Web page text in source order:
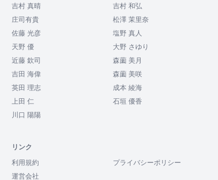
吉村 真晴
吉村 和弘
庄司有貴
松澤 茉里奈
佐藤 光彦
塩野 真人
天野 優
大野 さゆり
近藤 欽司
森薗 美月
吉田 海偉
森薗 美咲
英田 理志
成本 綾海
上田 仁
石垣 優香
川口 陽陽
リンク
利用規約
プライバシーポリシー
運営会社